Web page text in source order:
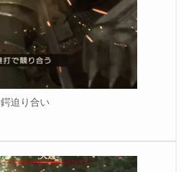
鍔迫り合い